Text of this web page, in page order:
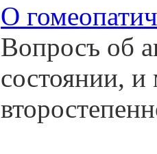
О
Вопросъ об
состоянии, и